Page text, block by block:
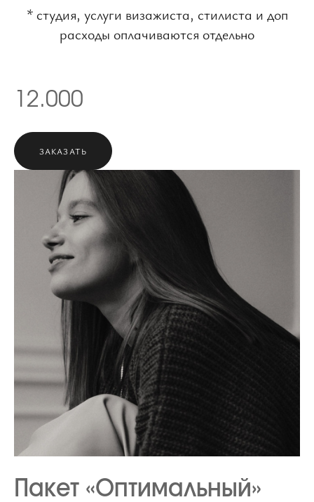
* студия, услуги визажиста, стилиста и доп
расходы оплачиваются отдельно
12.000
ЗАКАЗАТЬ
Пакет «Оптимальный»